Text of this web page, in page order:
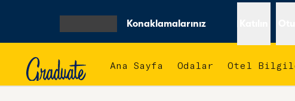
Konaklamalarınız
Ana Sayfa Odalar Otel